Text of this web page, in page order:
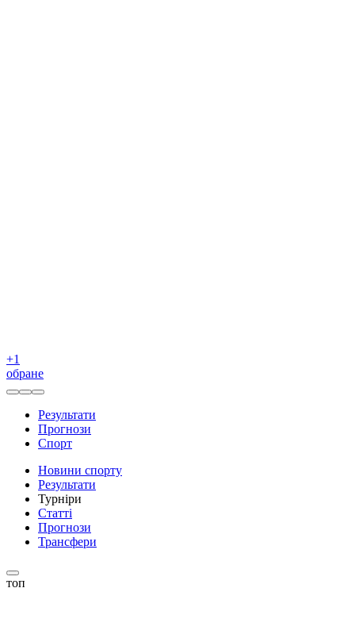
+1
обране
Результати
Прогнози
Спорт
Новини спорту
Результати
Турніри
Статті
Прогнози
Трансфери
топ